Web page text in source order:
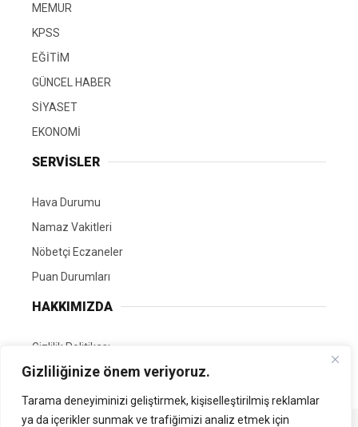
Gizliliğinize önem veriyoruz.
Tarama deneyiminizi geliştirmek, kişiselleştirilmiş reklamlar
ya da içerikler sunmak ve trafiğimizi analiz etmek için
MEMUR
KPSS
EĞİTİM
GÜNCEL HABER
SİYASET
EKONOMİ
SERVİSLER
Hava Durumu
Namaz Vakitleri
Nöbetçi Eczaneler
Puan Durumları
HAKKIMIZDA
Gizlilik Politikası
GÖNÜLLÜ EDİTÖRÜMÜZ OL